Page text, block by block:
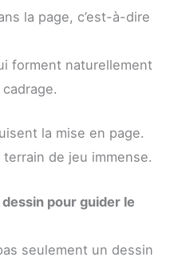
la page, c’est-à-dire
forment naturellement
la mise en page.
de jeu immense.
pour guider le
seulement un dessin